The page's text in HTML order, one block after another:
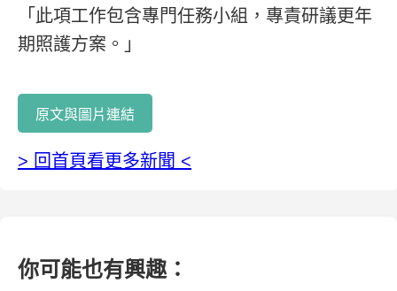
「此項工作包含專門任務小組，專責研議更年
期照護方案。」
原文與圖片連結
> 回首頁看更多新聞 <
你可能也有興趣：